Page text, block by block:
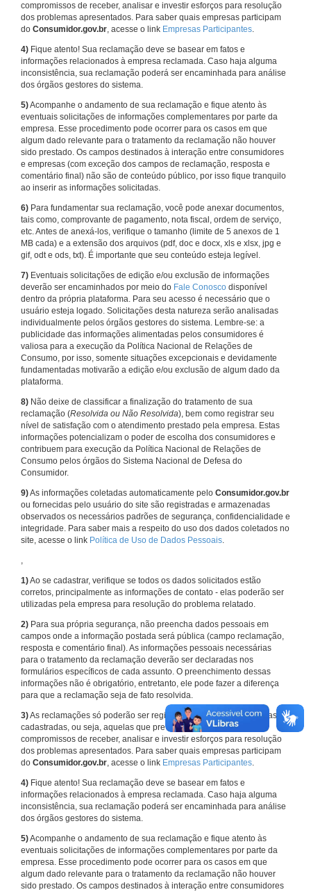
compromissos de receber, analisar e investir esforços para resolução
dos problemas apresentados. Para saber quais empresas participam
do Consumidor.gov.br, acesse o link Empresas Participantes.
4) Fique atento! Sua reclamação deve se basear em fatos e
informações relacionados à empresa reclamada. Caso haja alguma
inconsistência, sua reclamação poderá ser encaminhada para análise
dos órgãos gestores do sistema.
5)Acompanhe o andamento de sua reclamação e fique atento às
eventuais solicitações de informações complementares por parte da
empresa. Esse procedimento pode ocorrer para os casos em que
algum dado relevante para o tratamento da reclamação não houver
sido prestado. Os campos destinados à interação entre consumidores
e empresas (com exceção dos campos de reclamação, resposta e
comentário final) não são de conteúdo público, por isso fique tranquilo
ao inserir as informações solicitadas.
6) Para fundamentar sua reclamação, você pode anexar documentos,
tais como, comprovante de pagamento, nota fiscal, ordem de serviço,
etc. Antes de anexá-los, verifique o tamanho (limite de 5 anexos de 1
MB cada) e a extensão dos arquivos (pdf, doc e docx, xls e xlsx, jpg e
gif, odt e ods, txt). É importante que seu conteúdo esteja legível.
7) Eventuais solicitações de edição e/ou exclusão de informações
deverão ser encaminhados por meio do Fale Conosco disponível
dentro da própria plataforma. Para seu acesso é necessário que o
usuário esteja logado. Solicitações desta natureza serão analisadas
individualmente pelos órgãos gestores do sistema. Lembre-se: a
publicidade das informações alimentadas pelos consumidores é
valiosa para a execução da Política Nacional de Relações de
Consumo, por isso, somente situações excepcionais e devidamente
fundamentadas motivarão a edição e/ou exclusão de algum dado da
plataforma.
8) Não deixe de classificar a finalização do tratamento de sua
reclamação (Resolvida ou Não Resolvida), bem como registrar seu
nível de satisfação com o atendimento prestado pela empresa. Estas
informações potencializam o poder de escolha dos consumidores e
contribuem para execução da Política Nacional de Relações de
Consumo pelos órgãos do Sistema Nacional de Defesa do
Consumidor.
9)As informações coletadas automaticamente pelo Consumidor.gov.br
ou fornecidas pelo usuário do site são registradas e armazenadas
observados os necessários padrões de segurança, confidencialidade e
integridade. Para saber mais a respeito do uso dos dados coletados no
site, acesse o link Política de Uso de Dados Pessoais.
,
1)Ao se cadastrar, verifique se todos os dados solicitados estão
corretos, principalmente as informações de contato - elas poderão ser
utilizadas pela empresa para resolução do problema relatado.
2) Para sua própria segurança, não preencha dados pessoais em
campos onde a informação postada será pública (campo reclamação,
resposta e comentário final). As informações pessoais necessárias
para o tratamento da reclamação deverão ser declaradas nos
formulários específicos de cada assunto. O preenchimento dessas
informações não é obrigatório, entretanto, ele pode fazer a diferença
para que a reclamação seja de fato resolvida.
3)As reclamações só poderão ser registradas em face de empresas
cadastradas, ou seja, aquelas que previamente assumiram
compromissos de receber, analisar e investir esforços para resolução
dos problemas apresentados. Para saber quais empresas participam
do Consumidor.gov.br, acesse o link Empresas Participantes.
4) Fique atento! Sua reclamação deve se basear em fatos e
informações relacionados à empresa reclamada. Caso haja alguma
inconsistência, sua reclamação poderá ser encaminhada para análise
dos órgãos gestores do sistema.
5)Acompanhe o andamento de sua reclamação e fique atento às
eventuais solicitações de informações complementares por parte da
empresa. Esse procedimento pode ocorrer para os casos em que
algum dado relevante para o tratamento da reclamação não houver
sido prestado. Os campos destinados à interação entre consumidores